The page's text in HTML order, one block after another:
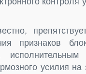
признаков
исполнительным
усилия на